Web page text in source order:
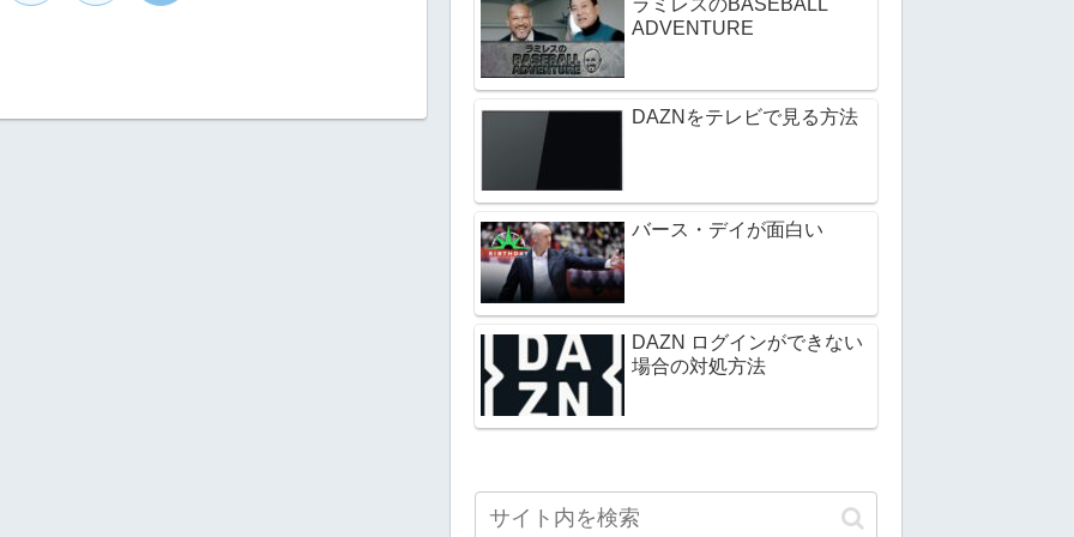
ラミレスのBASEBALL
ADVENTURE
DAZNをテレビで見る方法
バース・デイが面白い
DAZN ログインができない
場合の対処方法